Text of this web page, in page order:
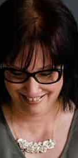
Onctueux à la
la douceur
rouge –
à la main
dans les
cuisine bercée
– Chandail